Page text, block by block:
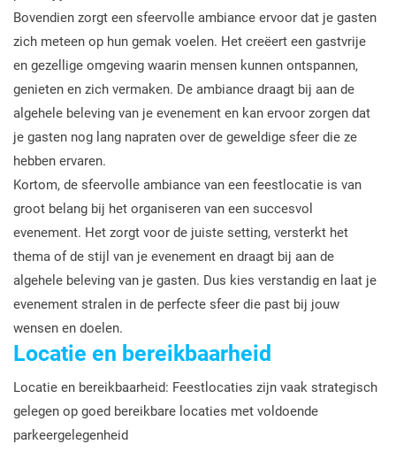
Bovendien zorgt een sfeervolle ambiance ervoor dat je gasten
zich meteen op hun gemak voelen. Het creëert een gastvrije
en gezellige omgeving waarin mensen kunnen ontspannen,
genieten en zich vermaken. De ambiance draagt bij aan de
algehele beleving van je evenement en kan ervoor zorgen dat
je gasten nog lang napraten over de geweldige sfeer die ze
hebben ervaren.
Kortom, de sfeervolle ambiance van een feestlocatie is van
groot belang bij het organiseren van een succesvol
evenement. Het zorgt voor de juiste setting, versterkt het
thema of de stijl van je evenement en draagt bij aan de
algehele beleving van je gasten. Dus kies verstandig en laat je
evenement stralen in de perfecte sfeer die past bij jouw
wensen en doelen.
Locatie en bereikbaarheid
Locatie en bereikbaarheid: Feestlocaties zijn vaak strategisch
gelegen op goed bereikbare locaties met voldoende
parkeergelegenheid